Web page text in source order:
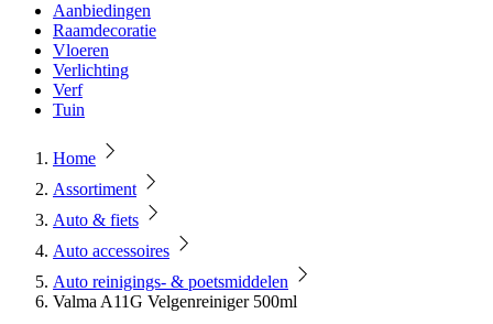
Aanbiedingen
Raamdecoratie
Vloeren
Verlichting
Verf
Tuin
Home
Assortiment
Auto & fiets
Auto accessoires
Auto reinigings- & poetsmiddelen
Valma A11G Velgenreiniger 500ml